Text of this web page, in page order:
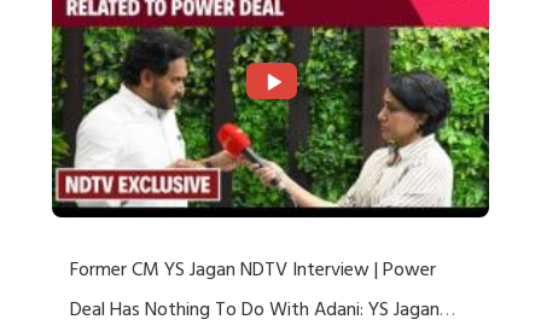
Former CM YS Jagan NDTV Interview | Power
Deal Has Nothing To Do With Adani: YS Jagan